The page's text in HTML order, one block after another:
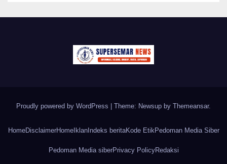
Proudly powered by WordPress | Theme: Newsup by Themeansar.
HomeDisclaimerHomeIklanIndeks beritaKode EtikPedoman Media Siber
Pedoman Media siberPrivacy PolicyRedaksi